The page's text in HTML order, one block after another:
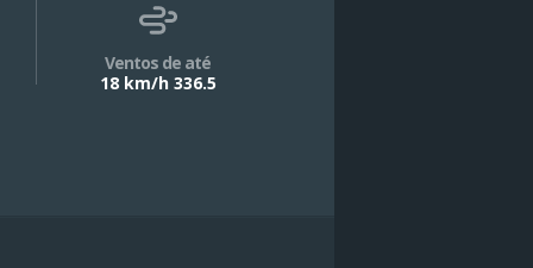
Ventos de até
18 km/h 336.5